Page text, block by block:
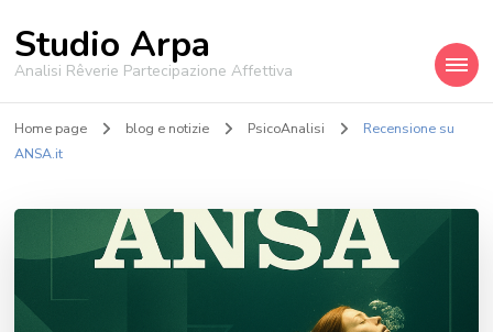
Studio Arpa
Analisi Rêverie Partecipazione Affettiva
Home page blog e notizie PsicoAnalisi
Recensione su
ANSA.it